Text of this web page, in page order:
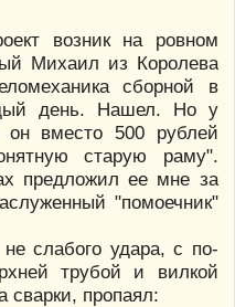
возник на ровном
Михаил из Королева
сборной в
день. Нашел. Но у
вместо 500 рублей
старую раму".
предложил ее мне за
"помоечник"
слабого удара, с по-
трубой и вилкой
пропаял: